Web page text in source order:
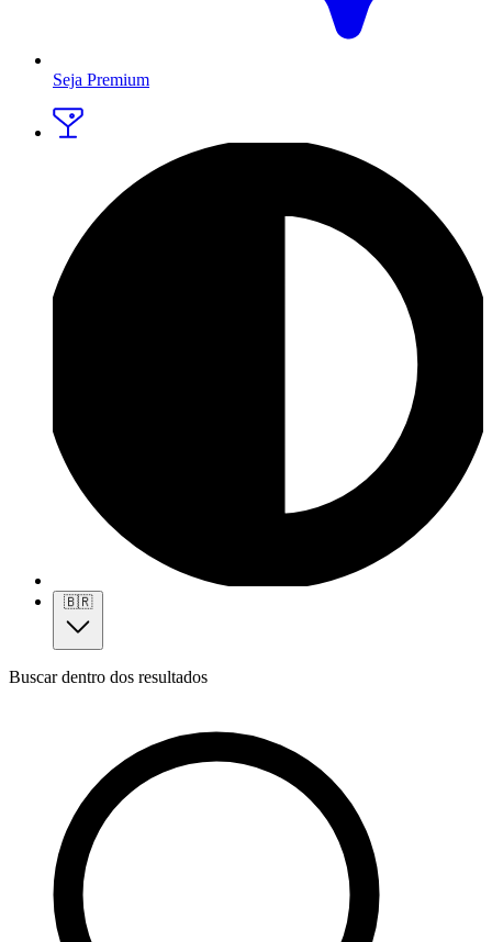
Seja Premium
🇧🇷
Buscar dentro dos resultados